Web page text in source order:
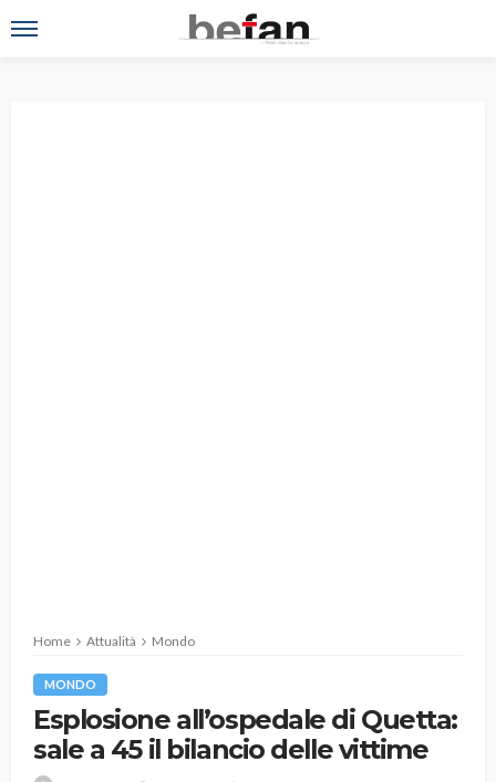
Home Attualità Mondo
MONDO
Esplosione all’ospedale di Quetta:
sale a 45 il bilancio delle vittime